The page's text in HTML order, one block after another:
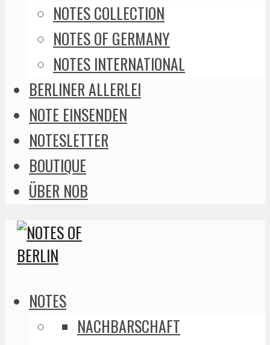
NOTES COLLECTION
NOTES OF GERMANY
NOTES INTERNATIONAL
BERLINER ALLERLEI
NOTE EINSENDEN
NOTESLETTER
BOUTIQUE
ÜBER NOB
NOTES
NACHBARSCHAFT